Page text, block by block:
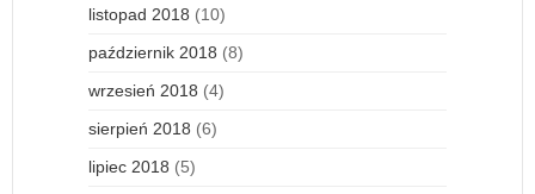
listopad 2018 (10)
październik 2018 (8)
wrzesień 2018 (4)
sierpień 2018 (6)
lipiec 2018 (5)